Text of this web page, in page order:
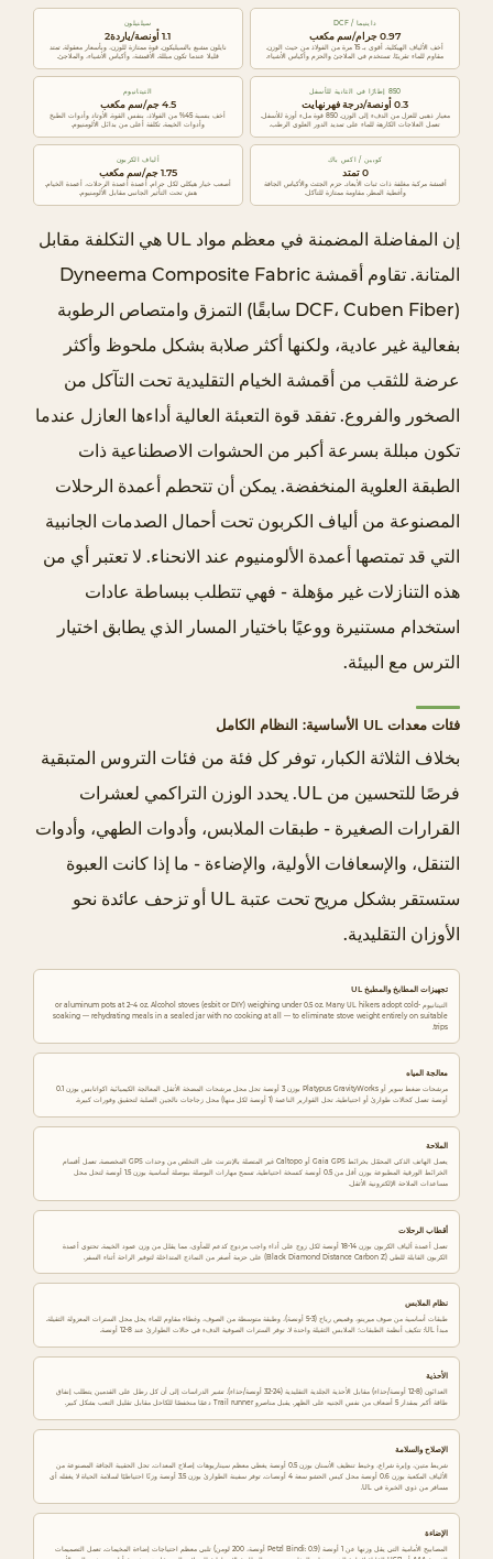
ط
خ
L
4
2
م
ع
ا
ة
ل
م
ه
0
3
م
ل
ح
4
ق
ب
ل
ل
داينيما / DCF
0.97 جرام/سم مكعب
أخف الألياف الهيكلية. أقوى بـ 15 مرة من الفولاذ من حيث الوزن.
مقاوم للماء تقريبًا. تستخدم في الملاجئ والحزم وأكياس الأشياء.
سيلنيلون
1.1 أونصة/ياردة2
نايلون مشبع بالسيليكون. قوة ممتازة للوزن، وبأسعار معقولة. تمتد
قليلا عندما تكون مبللة. الأقمشة، وأكياس الأشياء، والملاجئ.
850 إطارًا في الثانية للأسفل
0.3 أونصة/درجة فهرنهايت
معيار ذهبي للعزل من الدفء إلى الوزن. 850 قوة ملء أوزة للأسفل.
تعمل العلاجات الكارهة للماء على تمديد الدور العلوي الرطب.
التيتانيوم
4.5 جم/سم مكعب
أخف بنسبة 45% من الفولاذ، بنفس القوة. الأوتاد وأدوات الطبخ
وأدوات الخيمة. تكلفة أعلى من بدائل الألومنيوم.
كوبين / اكس باك
0 تمتد
أقمشة مركبة مغلفة ذات ثبات الأبعاد. حزم الجثث والأكياس الجافة
وأغطية المطر. مقاومة ممتازة للتآكل.
ألياف الكربون
1.75 جم/سم مكعب
أصعب خيار هيكلي لكل جرام. أعمدة أعمدة الرحلات، أعمدة الخيام.
هش تحت التأثير الجانبي مقابل الألومنيوم.
إن المفاضلة المضمنة في معظم مواد UL هي التكلفة مقابل
المتانة. تقاوم أقمشة Dyneema Composite Fabric
(DCF، Cuben Fiber سابقًا) التمزق وامتصاص الرطوبة
بفعالية غير عادية، ولكنها أكثر صلابة بشكل ملحوظ وأكثر
عرضة للثقب من أقمشة الخيام التقليدية تحت التآكل من
الصخور والفروع. تفقد قوة التعبئة العالية أداءها العازل عندما
تكون مبللة بسرعة أكبر من الحشوات الاصطناعية ذات
الطبقة العلوية المنخفضة. يمكن أن تتحطم أعمدة الرحلات
المصنوعة من ألياف الكربون تحت أحمال الصدمات الجانبية
التي قد تمتصها أعمدة الألومنيوم عند الانحناء. لا تعتبر أي من
هذه التنازلات غير مؤهلة - فهي تتطلب ببساطة عادات
استخدام مستنيرة ووعيًا باختيار المسار الذي يطابق اختيار
الترس مع البيئة.
فئات معدات UL الأساسية: النظام الكامل
بخلاف الثلاثة الكبار، توفر كل فئة من فئات التروس المتبقية
فرصًا للتحسين من UL. يحدد الوزن التراكمي لعشرات
القرارات الصغيرة - طبقات الملابس، وأدوات الطهي، وأدوات
التنقل، والإسعافات الأولية، والإضاءة - ما إذا كانت العبوة
ستستقر بشكل مريح تحت عتبة UL أو تزحف عائدة نحو
الأوزان التقليدية.
تجهيزات المطابخ والمطبخ UL
التيتانيوم or aluminum pots at 2–4 oz. Alcohol stoves (esbit or DIY) weighing under 0.5 oz. Many UL hikers adopt cold-
soaking — rehydrating meals in a sealed jar with no cooking at all — to eliminate stove weight entirely on suitable
trips.
معالجة المياه
مرشحات ضغط سوير أو Platypus GravityWorks بوزن 3 أونصة تحل محل مرشحات المضخة الأثقل. المعالجة الكيميائية اكواتابس بوزن 0.1
أونصة تعمل كحالات طوارئ أو احتياطية. تحل القوارير الناعمة (1 أونصة لكل منها) محل زجاجات نالجين الصلبة لتحقيق وفورات كبيرة.
الملاحة
يعمل الهاتف الذكي المحمّل بخرائط Gaia GPS أو Caltopo غير المتصلة بالإنترنت على التخلص من وحدات GPS المخصصة. تعمل أقسام
الخرائط الورقية المطبوعة بوزن أقل من 0.5 أونصة كنسخة احتياطية. تسمح مهارات البوصلة ببوصلة أساسية بوزن 1.5 أونصة لتحل محل
مساعدات الملاحة الإلكترونية الأثقل.
أقطاب الرحلات
تعمل أعمدة ألياف الكربون بوزن 14-18 أونصة لكل زوج على أداء واجب مزدوج كدعم للمأوى، مما يقلل من وزن عمود الخيمة. تحتوي أعمدة
الكربون القابلة للطي (Black Diamond Distance Carbon Z) على حزمة أصغر من النماذج المتداخلة لتوفير الراحة أثناء السفر.
نظام الملابس
طبقات أساسية من صوف ميرينو، وقميص رياح (3-5 أونصة)، وطبقة متوسطة من الصوف، وغطاء مقاوم للماء يحل محل السترات المعزولة الثقيلة.
مبدأ UL: تتكيف أنظمة الطبقات؛ الملابس الثقيلة واحدة لا. توفر السترات الصوفية الدفء في حالات الطوارئ عند 8-12 أونصة.
الأحذية
العدائون (8-12 أونصة/حذاء) مقابل الأحذية الجلدية التقليدية (24-32 أونصة/حذاء). تشير الدراسات إلى أن كل رطل على القدمين يتطلب إنفاق
طاقة أكبر بمقدار 5 أضعاف من نفس الجنيه على الظهر. يقبل مناصرو Trail runner دعمًا منخفضًا للكاحل مقابل تقليل التعب بشكل كبير.
الإصلاح والسلامة
شريط متين، وإبرة شراع، وخيط تنظيف الأسنان بوزن 0.5 أونصة يغطي معظم سيناريوهات إصلاح المعدات. تحل الحقيبة الجافة المصنوعة من
الألياف المكعبة بوزن 0.6 أونصة محل كيس الحشو سعة 4 أونصات. توفر سفينة الطوارئ بوزن 3.5 أونصة وزنًا احتياطيًا لسلامة الحياة لا يغفله أي
مسافر من ذوي الخبرة في UL.
الإضاءة
المصابيح الأمامية التي يقل وزنها عن 1 أونصة (Petzl Bindi: 0.9 أونصة، 200 لومن) تلبي معظم احتياجات إضاءة المخيمات. تعمل التصميمات